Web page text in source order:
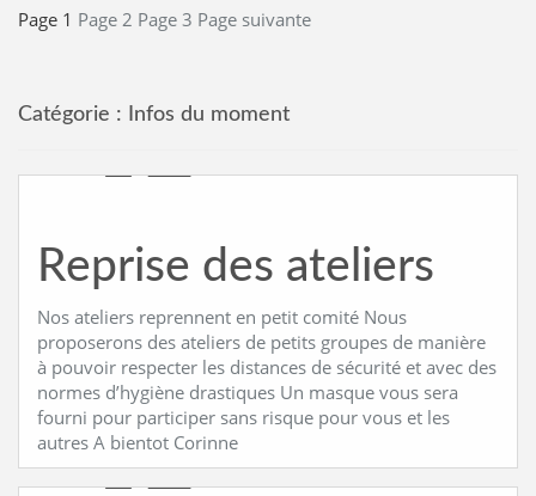
Page 1 Page 2 Page 3 Page suivante
Catégorie : Infos du moment
Reprise des ateliers
Nos ateliers reprennent en petit comité Nous
proposerons des ateliers de petits groupes de manière
à pouvoir respecter les distances de sécurité et avec des
normes d’hygiène drastiques Un masque vous sera
fourni pour participer sans risque pour vous et les
autres A bientot Corinne